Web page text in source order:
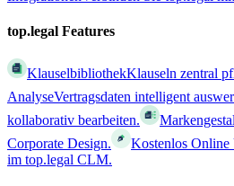
top.legal Features
KlauselbibliothekKlauseln zentral
AnalyseVertragsdaten intelligent
kollaborativ bearbeiten.
Corporate Design.
Kostenlos Online
im top.legal CLM.